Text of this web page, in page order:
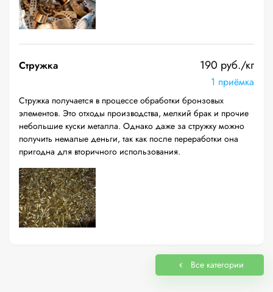
Стружка 190 руб./кг
1 приёмка
Стружка получается в процессе обработки бронзовых
элементов. Это отходы производства, мелкий брак и прочие
небольшие куски металла. Однако даже за стружку можно
получить немалые деньги, так как после переработки она
пригодна для вторичного использования.
Все категории